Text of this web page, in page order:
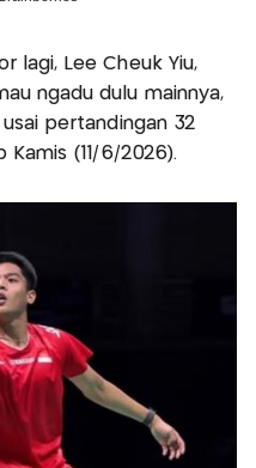
lagi, Lee Cheuk Yiu,
ngadu dulu mainnya,
pertandingan 32
(11/6/2026).